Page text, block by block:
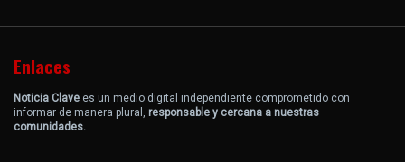
Enlaces
Noticia Clave es un medio digital independiente comprometido con
informar de manera plural, responsable y cercana a nuestras
comunidades.